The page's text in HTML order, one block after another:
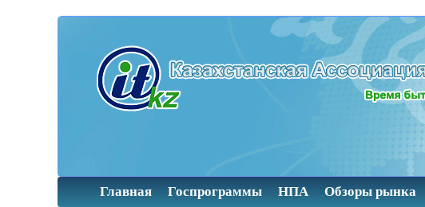
Главная Госпрограммы НПА Обзоры рынка